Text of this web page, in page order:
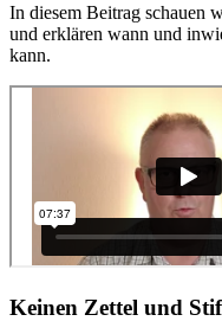
In diesem Beitrag schauen
und erklären wann und
kann.
Keinen Zettel und